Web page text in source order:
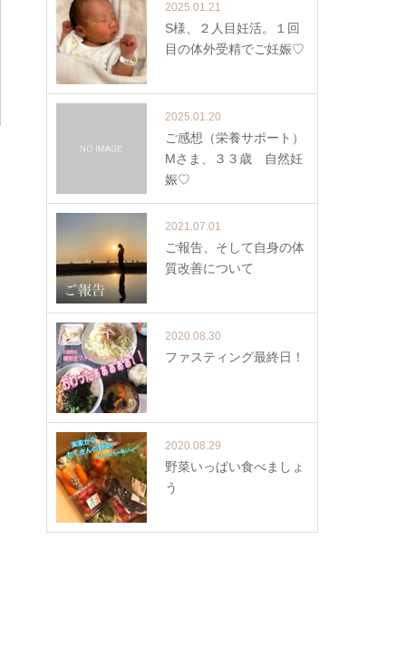
2025.01.21
S様、２人目妊活。１回
目の体外受精でご妊娠♡
2025.01.20
ご感想（栄養サポート）
Mさま、３３歳 自然妊
娠♡
2021.07.01
ご報告、そして自身の体
質改善について
2020.08.30
ファスティング最終日！
2020.08.29
野菜いっぱい食べましょ
う